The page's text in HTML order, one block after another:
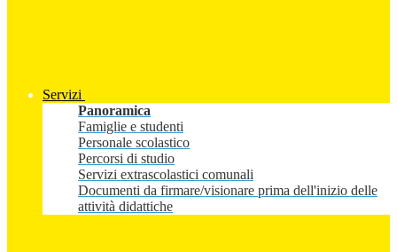
Servizi
Panoramica
Famiglie e studenti
Personale scolastico
Percorsi di studio
Servizi extrascolastici comunali
Documenti da firmare/visionare prima dell'inizio delle
attività didattiche